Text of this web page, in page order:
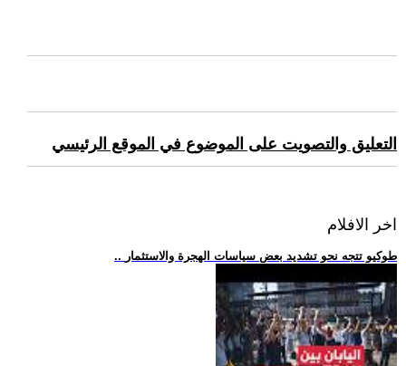
التعليق والتصويت على الموضوع في الموقع الرئيسي
اخر الافلام
.. طوكيو تتجه نحو تشديد بعض سياسات الهجرة والاستثمار